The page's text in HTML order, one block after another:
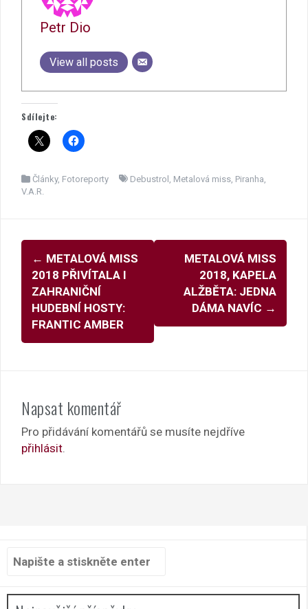
Petr Dio
View all posts
Sdílejte:
Články, Fotoreporty Debustrol Metalová miss Piranha
V.A.R.
Navigace
pro
příspěvky
← METALOVÁ MISS
2018 PŘIVÍTALA I
ZAHRANIČNÍ
HUDEBNÍ HOSTY:
FRANTIC AMBER
METALOVÁ MISS
2018, KAPELA
ALŽBĚTA: JEDNA
DÁMA NAVÍC →
Napsat komentář
Pro přidávání komentářů se musíte nejdříve
přihlásit
Hledat: